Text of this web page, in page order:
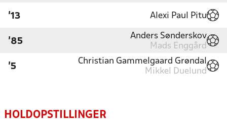
'13 Alexi Paul Pitu
'85
Anders Sønderskov
Mads Enggård
'5
Christian Gammelgaard Grøndal
Mikkel Duelund
HOLDOPSTILLINGER